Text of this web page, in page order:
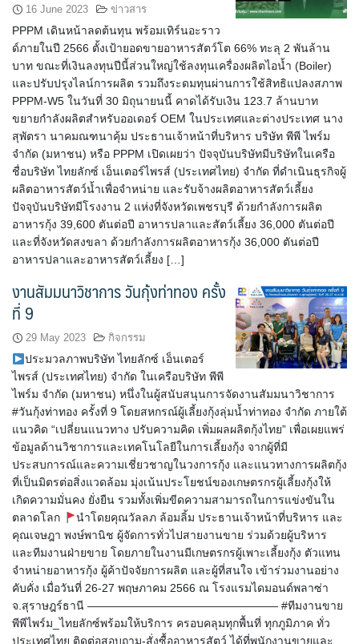
16 June 2023 ข่าวสาร
PPPM เดินหน้าลดต้นทุน พร้อมเทิร์นอะราว
ด์ภายในปี 2566 ตั้งเป้ายอดขายอาหารสัตว์โต 66% ทะลุ 2 พันล้าน
บาท ขณะที่เงินลงทุนปีนี้ส่วนใหญ่ใช้ลงทุนเครื่องผลิตไอน้ำ (Boiler)
และปรับปรุงไลน์การผลิต รวมถึงระดมทุนผ่านการใช้สิทธิแปลงสภาพ
PPPM-W5 ในวันที่ 30 มิถุนายนนี้ คาดได้รับเงิน 123.7 ล้านบาท
ขยายกำลังผลิตสำหรับออเดอร์ OEM ในประเทศและต่างประเทศ นาง
สุพัตรา นาคมณฑนาคุ้ม ประธานเจ้าหน้าที่บริหาร บริษัท พีพี ไพร์ม
จำกัด (มหาชน) หรือ PPPM เปิดเผยว่า ปัจจุบันบริษัทมีบริษัทในเครือ
ชื่อบริษัท ไทยลักซ์ เอ็นเตอร์ไพรส์ (ประเทศไทย) จำกัด ที่ดำเนินธุรกิจผู้
ผลิตอาหารสัตว์น้ำเพื่อจำหน่าย และรับจ้างผลิตอาหารสัตว์เลี้ยง
ปัจจุบันบริษัทมีโรงงาน 2 แห่งที่จังหวัดเพชรบุรี ด้วยกำลังการผลิต
อาหารกุ้ง 39,600 ตันต่อปี อาหารปลาและสัตว์เลี้ยง 36,000 ตันต่อปี
และที่จังหวัดสงขลา ด้วยกำลังการผลิตอาหารกุ้ง 36,000 ตันต่อปี
อาหารปลาและอาหารสัตว์เลี้ยง […]
งานสัมมนาวิชาการ วันกุ้งท่าทอง ครั้ง
ที่ 9
29 May 2023 กิจกรรม
ประมวลภาพบริษัท ไทยลักซ์ เอ็นเตอร์
ไพรส์ (ประเทศไทย) จำกัด ในเครือบริษัท พีพี
ไพร์ม จำกัด (มหาชน) หนึ่งในผู้สนับสนุนการจัดงานสัมมนาวิชาการ
#วันกุ้งท่าทอง ครั้งที่ 9 โดยสหกรณ์ผู้เลี้ยงกุ้งลุ่มน้ำท่าทอง จำกัด ภายใต้
แนวคิด “เปลี่ยนแนวทาง ปรับความคิด เพิ่มผลผลิตกุ้งไทย” เพื่อเผยแพร่
ข้อมูลด้านวิชาการและเทคโนโลยีในการเลี้ยงกุ้ง จากผู้ที่มี
ประสบการณ์และความเชี่ยวชาญในวงการกุ้ง และแนวทางการผลิตกุ้ง
ที่เป็นมิตรต่อสิ่งแวดล้อม มุ่งเน้นประโยชน์ของเกษตรกรผู้เลี้ยงกุ้งให้
เกิดความมั่นคง ยั่งยืน รวมทั้งเพิ่มขีดความสามารถในการแข่งขันใน
ตลาดโลก
นำโดยคุณวัลลภ ล้อมลิ้ม ประธานเจ้าหน้าที่บริหาร และ
คุณเจษฎา พงษ์พานิช ผู้จัดการทั่วไปสายงานขาย ร่วมด้วยผู้บริหาร
และทีมงานฝ่ายขาย โดยภายในงานมีเกษตรกรผู้เพาะเลี้ยงกุ้ง ตัวแทน
จำหน่ายอาหารกุ้ง ผู้ค้าปัจจัยการผลิต และผู้ที่สนใจ เข้าร่วมงานอย่าง
คับคั่ง เมื่อวันที่ 26-27 พฤษภาคม 2566 ณ โรงแรมไดมอนด์พลาซ่า
จ.สุราษฎร์ธานี ————————————————— #ทีมงานขาย
พีพีไพร์ม_ไทยลักซ์พร้อมให้บริการ ครอบคลุมทุกพื้นที่ ทุกภูมิภาค ทั่ว
ประเทศไทย ติดต่อสอบถาม-สั่งซื้ออาหารสัตว์ ได้ที่พนักงานขายและ